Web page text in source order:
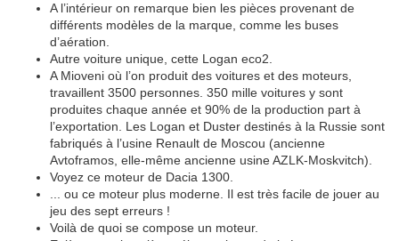
A l’intérieur on remarque bien les pièces provenant de
différents modèles de la marque, comme les buses
d’aération.
Autre voiture unique, cette Logan eco2.
A Mioveni où l’on produit des voitures et des moteurs,
travaillent 3500 personnes. 350 mille voitures y sont
produites chaque année et 90% de la production part à
l’exportation. Les Logan et Duster destinés à la Russie sont
fabriqués à l’usine Renault de Moscou (ancienne
Avtoframos, elle-même ancienne usine AZLK-Moskvitch).
Voyez ce moteur de Dacia 1300.
... ou ce moteur plus moderne. Il est très facile de jouer au
jeu des sept erreurs !
Voilà de quoi se compose un moteur.